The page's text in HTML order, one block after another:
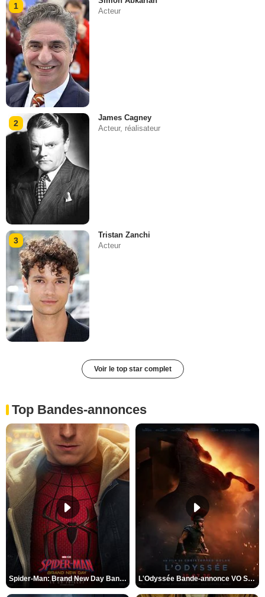
1
Acteur
2
James Cagney
Acteur, réalisateur
3
Tristan Zanchi
Acteur
Voir le top star complet
Top Bandes-annonces
Spider-Man: Brand New Day Bande-annonce VO STFR L'Odyssée Bande-annonce VO STFR